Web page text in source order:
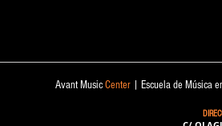
Avant MusicCenter | Escuela de Música